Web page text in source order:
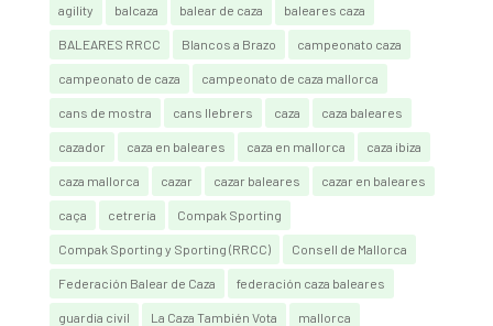
agility balcaza balear de caza baleares caza
BALEARES RRCC Blancos a Brazo campeonato caza
campeonato de caza campeonato de caza mallorca
cans de mostra cans llebrers caza caza baleares
cazador caza en baleares caza en mallorca caza ibiza
caza mallorca cazar cazar baleares cazar en baleares
caça cetrería Compak Sporting
Compak Sporting y Sporting (RRCC) Consell de Mallorca
Federación Balear de Caza federación caza baleares
guardia civil La Caza También Vota mallorca